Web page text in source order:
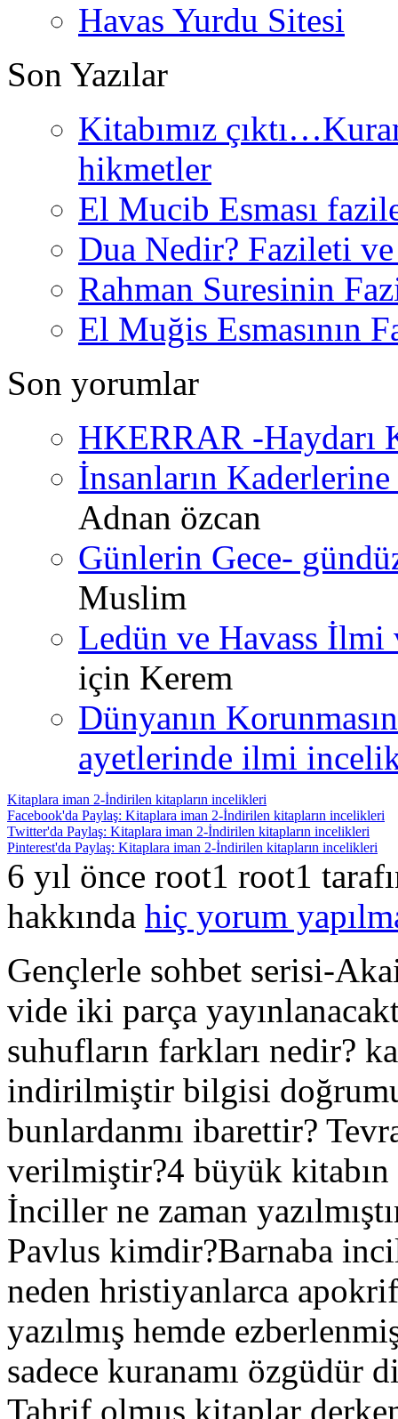
Havas Yurdu Sitesi
Son Yazılar
Kitabımız
hikmetler
El Mucib Esması
Dua Nedir? Fazileti
Rahman Suresinin
El Muğis Esmasının
Son yorumlar
HKERRAR -Haydarı
İnsanların
Adnan özcan
Günlerin Gece-
Muslim
Ledün ve Havass İlmi
için Kerem
Dünyanın
ayetlerinde ilmi
Kitaplara iman 2-İndirilen kitapların incelikleri
Facebook'da Paylaş: Kitaplara iman 2-İndirilen kitapların incelikleri
Twitter'da Paylaş: Kitaplara iman 2-İndirilen kitapların incelikleri
Pinterest'da Paylaş: Kitaplara iman 2-İndirilen kitapların incelikleri
6 yıl önce root1 root1
hakkında hiç yorum
Gençlerle sohbet serisi-
vide iki parça
suhufların farkları nedir?
indirilmiştir bilgisi
bunlardanmı ibarettir?
verilmiştir?4 büyük
İnciller ne zaman
Pavlus kimdir?Barnaba
neden hristiyanlarca
yazılmış hemde
sadece kuranamı özgüdür
Tahrif olmuş kitaplar